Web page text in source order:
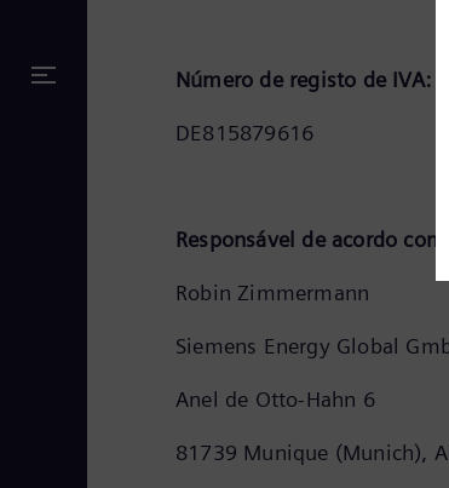
Número de registo de IVA:
DE815879616
Responsável de acordo
Robin Zimmermann
Siemens Energy Global
Anel de Otto-Hahn 6
81739 Munique (Munich),